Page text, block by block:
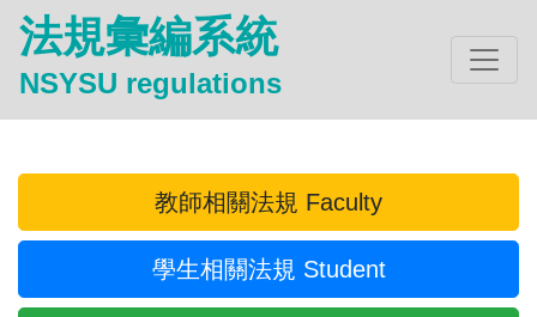
法規彙編系統
NSYSU regulations
教師相關法規 Faculty
學生相關法規 Student